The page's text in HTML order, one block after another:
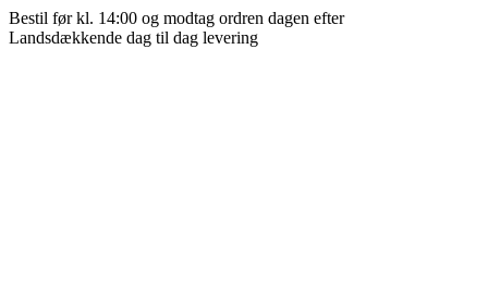
Videre
til
Bestil før kl. 14:00 og modtag ordren dagen efter
Landsdækkende dag til dag levering